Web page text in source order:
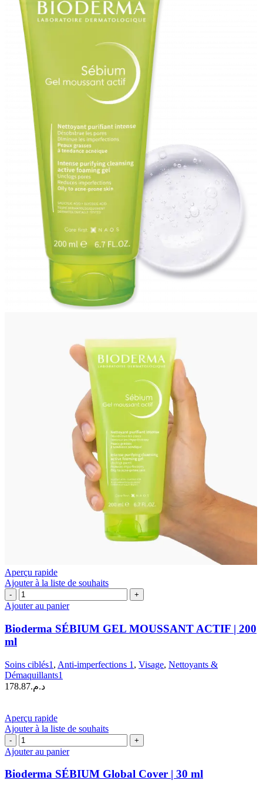
Aperçu rapide
Ajouter à la liste de souhaits
quantité
de
Bioderma
SÉBIUM
GEL
|
200
ml
Ajouter au panier
Bioderma SÉBIUM GEL MOUSSANT ACTIF | 200
ml
Soins ciblés1 , Anti-imperfections 1 , Visage, Nettoyants &
Démaquillants1
د.م.178.87
Aperçu rapide
Ajouter à la liste de souhaits
quantité
de
Bioderma
SÉBIUM
Global
Ajouter au panier
Bioderma SÉBIUM Global Cover | 30 ml